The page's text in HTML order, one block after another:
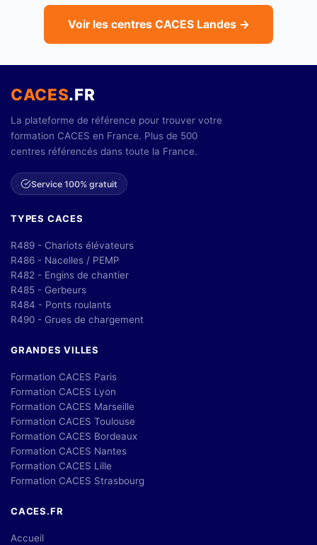
Voir les centres CACES Landes →
CACES.FR
La plateforme de référence pour trouver votre
formation CACES en France. Plus de 500
centres référencés dans toute la France.
Service 100% gratuit
TYPES CACES
R489 - Chariots élévateurs
R486 - Nacelles / PEMP
R482 - Engins de chantier
R485 - Gerbeurs
R484 - Ponts roulants
R490 - Grues de chargement
GRANDES VILLES
Formation CACES Paris
Formation CACES Lyon
Formation CACES Marseille
Formation CACES Toulouse
Formation CACES Bordeaux
Formation CACES Nantes
Formation CACES Lille
Formation CACES Strasbourg
CACES.FR
Accueil